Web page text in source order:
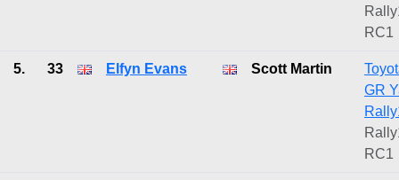
RC1
5. 33 Elfyn Evans Scott Martin
GR
RC1